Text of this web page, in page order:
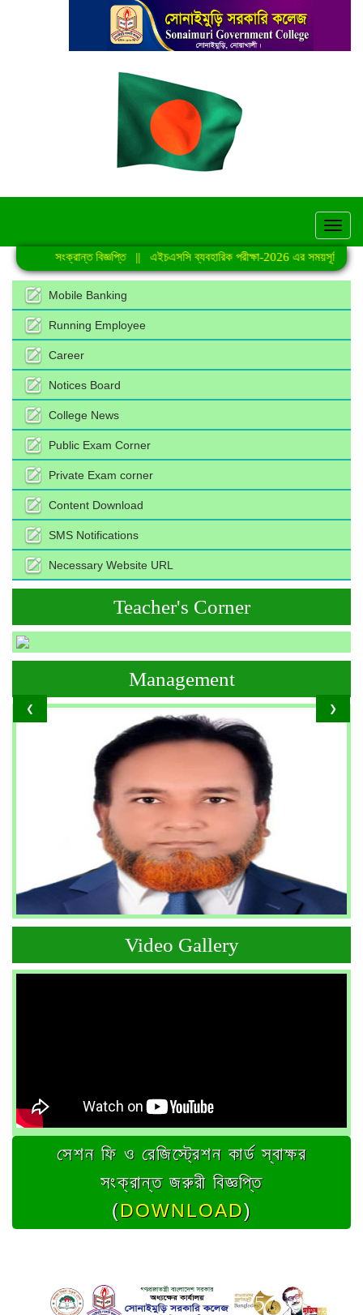
কার্যক্রমে সংক্রান্ত বিজ্ঞপ্তি||এইচএসসি ব্যবহারিক পরীক্ষা-2026 এর সময়সূচি||
Mobile Banking
Running Employee
Career
Notices Board
College News
Public Exam Corner
Private Exam corner
Content Download
SMS Notifications
Necessary Website URL
Teacher's Corner
❮ ❯
Management
Video Gallery
সেশন ফি ও রেজিস্ট্রেশন কার্ড স্বাক্ষর
সংক্রান্ত জরুরী বিজ্ঞপ্তি
(DOWNLOAD)